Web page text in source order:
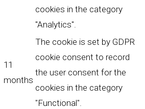
cookies in the category
"Analytics".
11
months
The cookie is set by GDPR
cookie consent to record
the user consent for the
cookies in the category
"Functional".